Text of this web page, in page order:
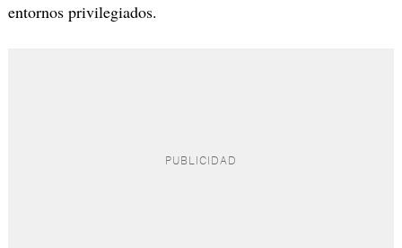
entornos privilegiados.